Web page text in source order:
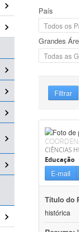
País
Grandes
Filtrar
CIÊNCIAS
Educação
E-mail
Título do
histórica